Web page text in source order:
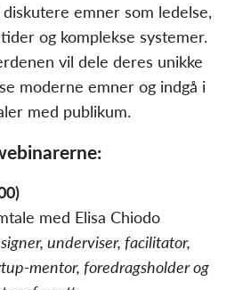
emner som ledelse,
og komplekse systemer.
vil dele deres unikke
moderne emner og indgå i
med publikum.
med Elisa Chiodo
underviser, facilitator,
mentor, foredragsholder og